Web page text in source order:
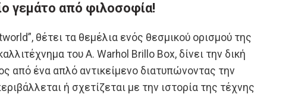
γεμάτο από φιλοσοφία!
θέτει τα θεμέλια ενός θεσμικού ορισμού της
του A. Warhol Brillo Box, δίνει την δική
από ένα απλό αντικείμενο διατυπώνοντας την
ή σχετίζεται με την ιστορία της τέχνης